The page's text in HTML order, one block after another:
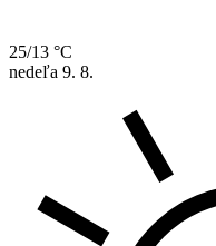
25/13 °C
nedeľa 9. 8.